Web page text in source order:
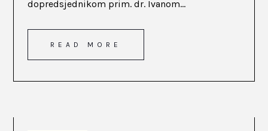
dopredsjednikom prim. dr. Ivanom...
READ MORE